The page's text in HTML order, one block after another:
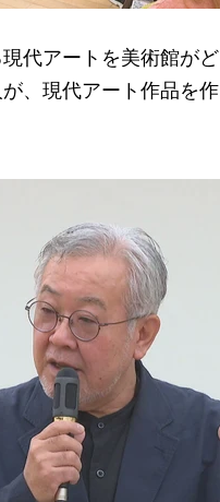
代アートを美術館が
、現代アート作品を